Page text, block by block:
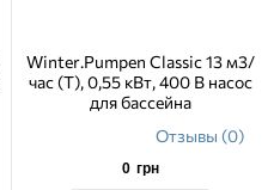
Winter.Pumpen Classic 13 м3/
час (Т), 0,55 кВт, 400 В насос
для бассейна
Отзывы (0)
0 грн